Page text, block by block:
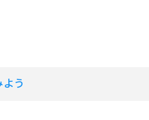
う